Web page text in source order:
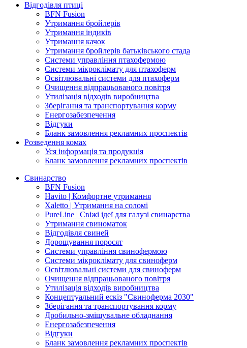
Відгодівля птиці
BFN Fusion
Утримання бройлерів
Утримання індиків
Утримання качок
Утримання бройлерів батьківського стада
Системи управління птахофермою
Системи мікроклімату для птахоферм
Освітлювальні системи для птахоферм
Очищення відпрацьованого повітря
Утилізація відходів виробництва
Зберігання та транспортування корму
Енергозабезпечення
Відгуки
Бланк замовлення рекламних проспектів
Розведення комах
Уся інформація та продукція
Бланк замовлення рекламних проспектів
Свинарство
BFN Fusion
Havito | Комфортне утримання
Xaletto | Утримання на соломі
PureLine | Свіжі ідеї для галузі свинарства
Утримання свиноматок
Відгодівля свиней
Дорощування поросят
Системи управління свинофермою
Системи мікроклімату для свиноферм
Освітлювальні системи для свиноферм
Очищення відпрацьованого повітря
Утилізація відходів виробництва
Концептуальний ескіз "Свиноферма 2030"
Зберігання та транспортування корму
Дробильно-змішувальне обладнання
Енергозабезпечення
Відгуки
Бланк замовлення рекламних проспектів